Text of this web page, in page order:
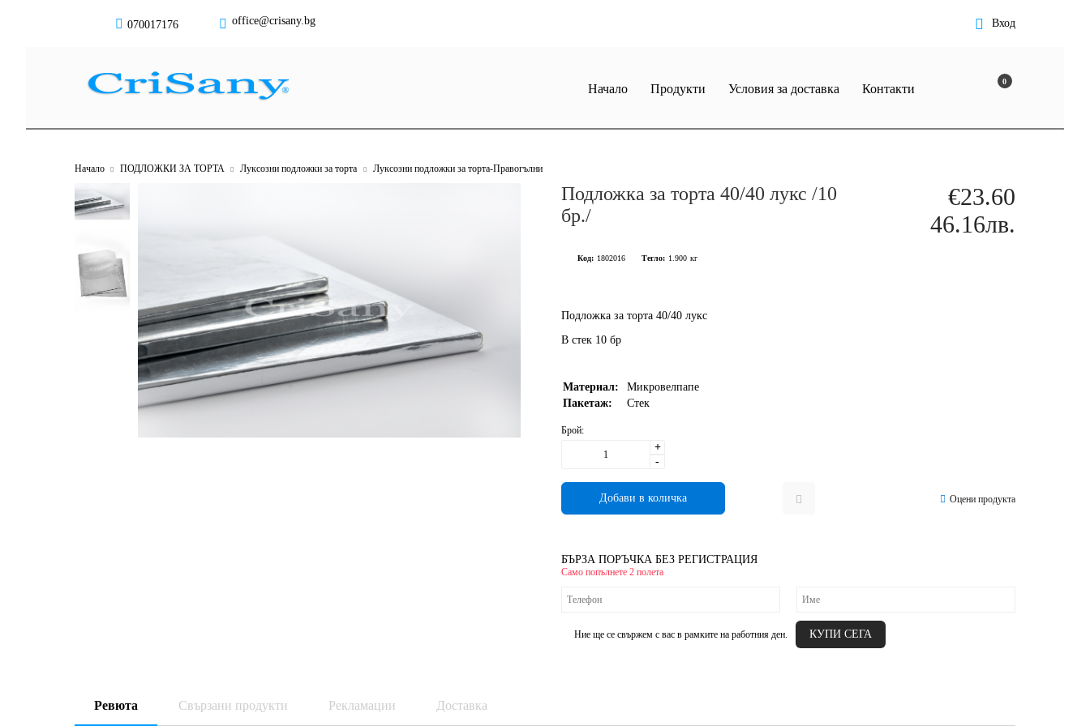
070017176 office@crisany.bg Вход
0
Начало Продукти Условия за доставка Контакти
Начало ПОДЛОЖКИ ЗА ТОРТА Луксозни подложки за торта Луксозни подложки за торта-Правогълни
Подложка за торта 40/40 лукс /10
бр./
€23.60
46.16лв.
Код: 1802016 Тегло: 1.900 кг
Подложка за торта 40/40 лукс
В стек 10 бр
Материал:
Микровелпапе
Пакетаж:
Стек
Брой:
+
-
Оцени продукта
БЪРЗА ПОРЪЧКА БЕЗ РЕГИСТРАЦИЯ
Само попълнете 2 полета
Ние ще се свържем с вас в рамките на работния ден.
Ревюта Свързани продукти Рекламации Доставка